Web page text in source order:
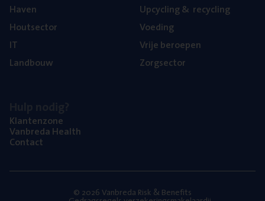
Haven
Hout­sec­tor
IT
Land­bouw
Upcy­cling& recycling
Voe­ding
Vrije beroe­pen
Zorg­sec­tor
Klan­ten­zo­ne
Van­b­re­da Health
Con­tact
© 2026 Vanbreda Risk & Benefits